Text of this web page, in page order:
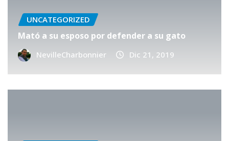
UNCATEGORIZED
Mató a su esposo por defender a su gato
NevilleCharbonnier Dic 21, 2019